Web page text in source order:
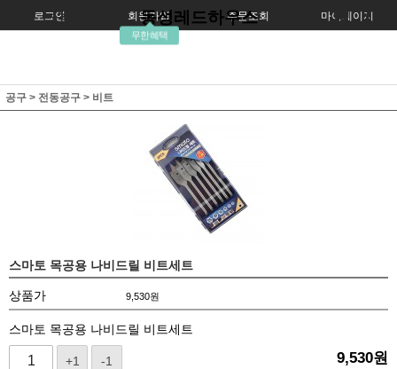
로그인 회원가입
무한혜택
주문조회 마이페이지
동성레드하우스
공구 > 전동공구 > 비트
스마토 목공용 나비드릴 비트세트
상품가 9,530원
스마토 목공용 나비드릴 비트세트
+1 -1 9,530원